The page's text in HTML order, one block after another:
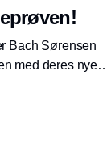
Bach Sørensen
med deres nye